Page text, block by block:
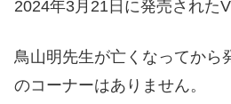
2024年3月21日に発売された
鳥山明先生が亡くなってから
のコーナーはありません。